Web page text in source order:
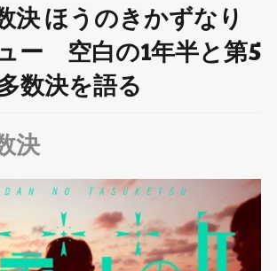
決 ほうのきかずなり
ー 空白の1年半と第5
数決を語る
決